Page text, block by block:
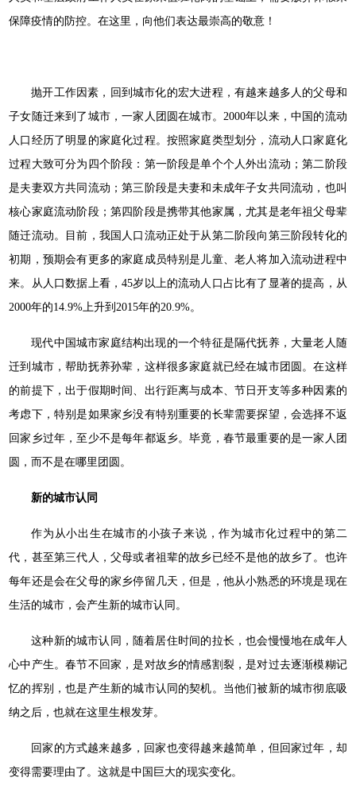
保障疫情的防控。在这里，向他们表达最崇高的敬意！
抛开工作因素，回到城市化的宏大进程，有越来越多人的父母和
子女随迁来到了城市，一家人团圆在城市。2000年以来，中国的流动
人口经历了明显的家庭化过程。按照家庭类型划分，流动人口家庭化
过程大致可分为四个阶段：第一阶段是单个个人外出流动；第二阶段
是夫妻双方共同流动；第三阶段是夫妻和未成年子女共同流动，也叫
核心家庭流动阶段；第四阶段是携带其他家属，尤其是老年祖父母辈
随迁流动。目前，我国人口流动正处于从第二阶段向第三阶段转化的
初期，预期会有更多的家庭成员特别是儿童、老人将加入流动进程中
来。从人口数据上看，45岁以上的流动人口占比有了显著的提高，从
2000年的14.9%上升到2015年的20.9%。
现代中国城市家庭结构出现的一个特征是隔代抚养，大量老人随
迁到城市，帮助抚养孙辈，这样很多家庭就已经在城市团圆。在这样
的前提下，出于假期时间、出行距离与成本、节日开支等多种因素的
考虑下，特别是如果家乡没有特别重要的长辈需要探望，会选择不返
回家乡过年，至少不是每年都返乡。毕竟，春节最重要的是一家人团
圆，而不是在哪里团圆。
新的城市认同
作为从小出生在城市的小孩子来说，作为城市化过程中的第二
代，甚至第三代人，父母或者祖辈的故乡已经不是他的故乡了。也许
每年还是会在父母的家乡停留几天，但是，他从小熟悉的环境是现在
生活的城市，会产生新的城市认同。
这种新的城市认同，随着居住时间的拉长，也会慢慢地在成年人
心中产生。春节不回家，是对故乡的情感割裂，是对过去逐渐模糊记
忆的挥别，也是产生新的城市认同的契机。当他们被新的城市彻底吸
纳之后，也就在这里生根发芽。
回家的方式越来越多，回家也变得越来越简单，但回家过年，却
变得需要理由了。这就是中国巨大的现实变化。